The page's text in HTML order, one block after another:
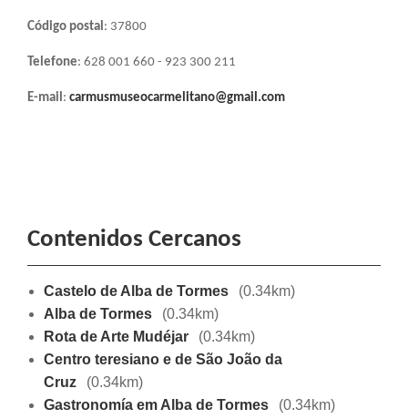
Código postal: 37800
Telefone: 628 001 660 - 923 300 211
E-mail: carmusmuseocarmelitano@gmail.com
Contenidos Cercanos
Castelo de Alba de Tormes
(0.34km)
Alba de Tormes
(0.34km)
Rota de Arte Mudéjar
(0.34km)
Centro teresiano e de São João da
Cruz
(0.34km)
Gastronomía em Alba de Tormes
(0.34km)